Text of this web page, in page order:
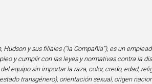
Hudson y sus filiales (“la Compañía”), es un
y cumplir con las leyes y normativas contra la
equipo sin importar la raza, color, credo, edad,
transgénero), orientación sexual, origen